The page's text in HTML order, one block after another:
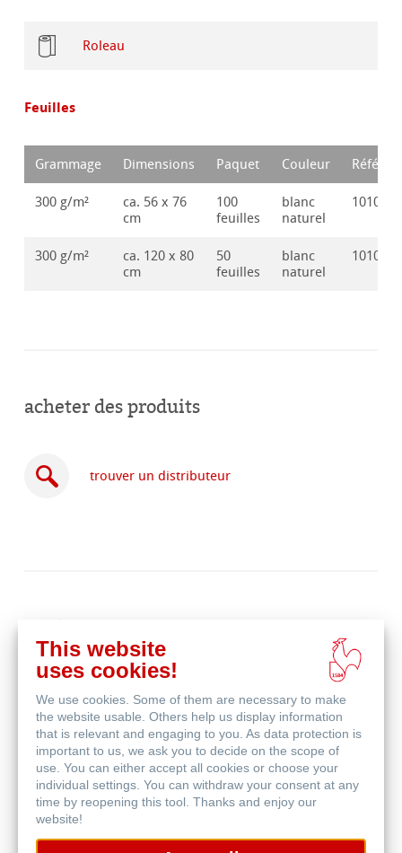
Roleau
Feuilles
Grammage Dimensions Paquet Couleur
300 g/m²
ca. 56 x 76
cm
100
feuilles
blanc
naturel
300 g/m²
ca. 120 x 80
cm
50
feuilles
blanc
naturel
acheter des produits
trouver un distributeur
produits associés
This website
uses cookies!
We use cookies. Some of them are necessary to make
the website usable. Others help us display information
that is relevant and engaging to you. As data protection is
important to us, we ask you to decide on the scope of
use. You can either accept all cookies or choose your
individual settings. You can withdraw your consent at any
time by reopening this tool. Thanks and enjoy our
website!